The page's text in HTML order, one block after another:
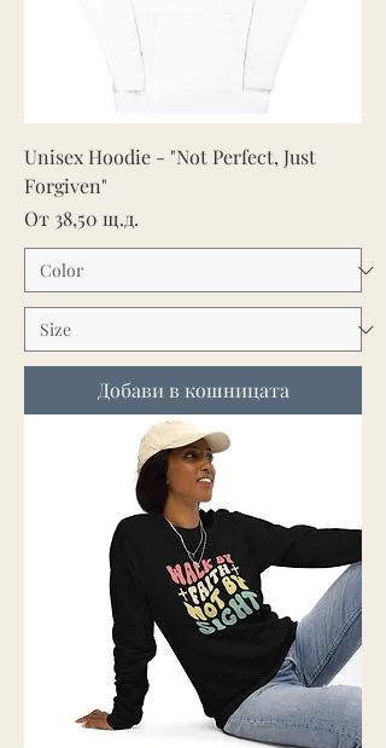
Unisex Hoodie - "Not Perfect, Just
Forgiven"
От 38,50 щ.д.
Продажна цена
Добави в кошницата